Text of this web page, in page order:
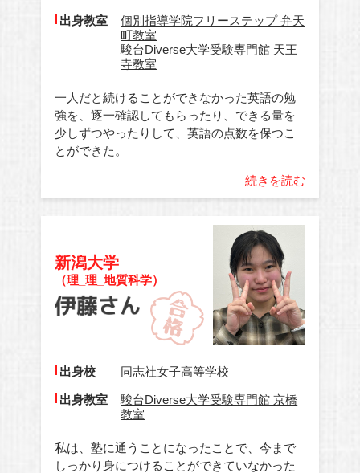
出身教室
個別指導学院フリーステップ 弁天
町教室
駿台Diverse大学受験専門館 天王
寺教室
一人だと続けることができなかった英語の勉
強を、逐一確認してもらったり、できる量を
少しずつやったりして、英語の点数を保つこ
とができた。
続きを読む
新潟大学
（理_理_地質科学）
出身校 同志社女子高等学校
出身教室
駿台Diverse大学受験専門館 京橋
教室
私は、塾に通うことになったことで、今まで
しっかり身につけることができていなかった